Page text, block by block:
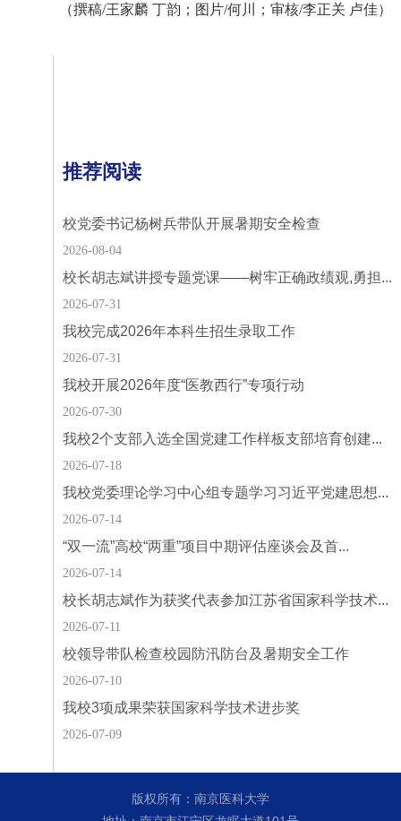
（撰稿/王家麟 丁韵；图片/何川；审核/李正关 卢佳）
推荐阅读
校党委书记杨树兵带队开展暑期安全检查
2026-08-04
校长胡志斌讲授专题党课——树牢正确政绩观,勇担...
2026-07-31
我校完成2026年本科生招生录取工作
2026-07-31
我校开展2026年度“医教西行”专项行动
2026-07-30
我校2个支部入选全国党建工作样板支部培育创建...
2026-07-18
我校党委理论学习中心组专题学习习近平党建思想...
2026-07-14
“双一流”高校“两重”项目中期评估座谈会及首...
2026-07-14
校长胡志斌作为获奖代表参加江苏省国家科学技术...
2026-07-11
校领导带队检查校园防汛防台及暑期安全工作
2026-07-10
我校3项成果荣获国家科学技术进步奖
2026-07-09
版权所有：南京医科大学